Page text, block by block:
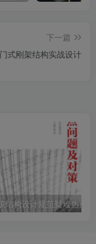
下一篇
门式刚架结构实战设计